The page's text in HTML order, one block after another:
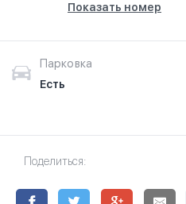
Показать номер
Парковка
Есть
Поделиться: